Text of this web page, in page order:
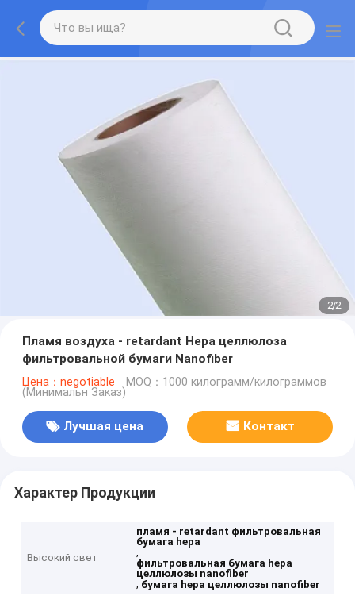
2/2
Пламя воздуха - retardant Hepa целлюлоза
фильтровальной бумаги Nanofiber
Цена：negotiable MOQ：1000 килограмм/килограммов
(Минимальн Заказ)
Лучшая цена Контакт
Характер Продукции
Высокий свет
пламя - retardant фильтровальная
бумага hepa
,
фильтровальная бумага hepa
целлюлозы nanofiber
, бумага hepa целлюлозы nanofiber